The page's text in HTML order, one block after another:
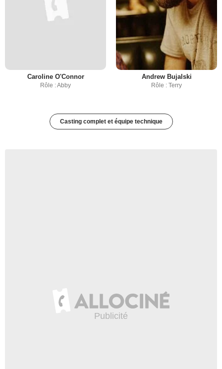
Caroline O'Connor
Rôle : Abby
Andrew Bujalski
Rôle : Terry
Casting complet et équipe technique